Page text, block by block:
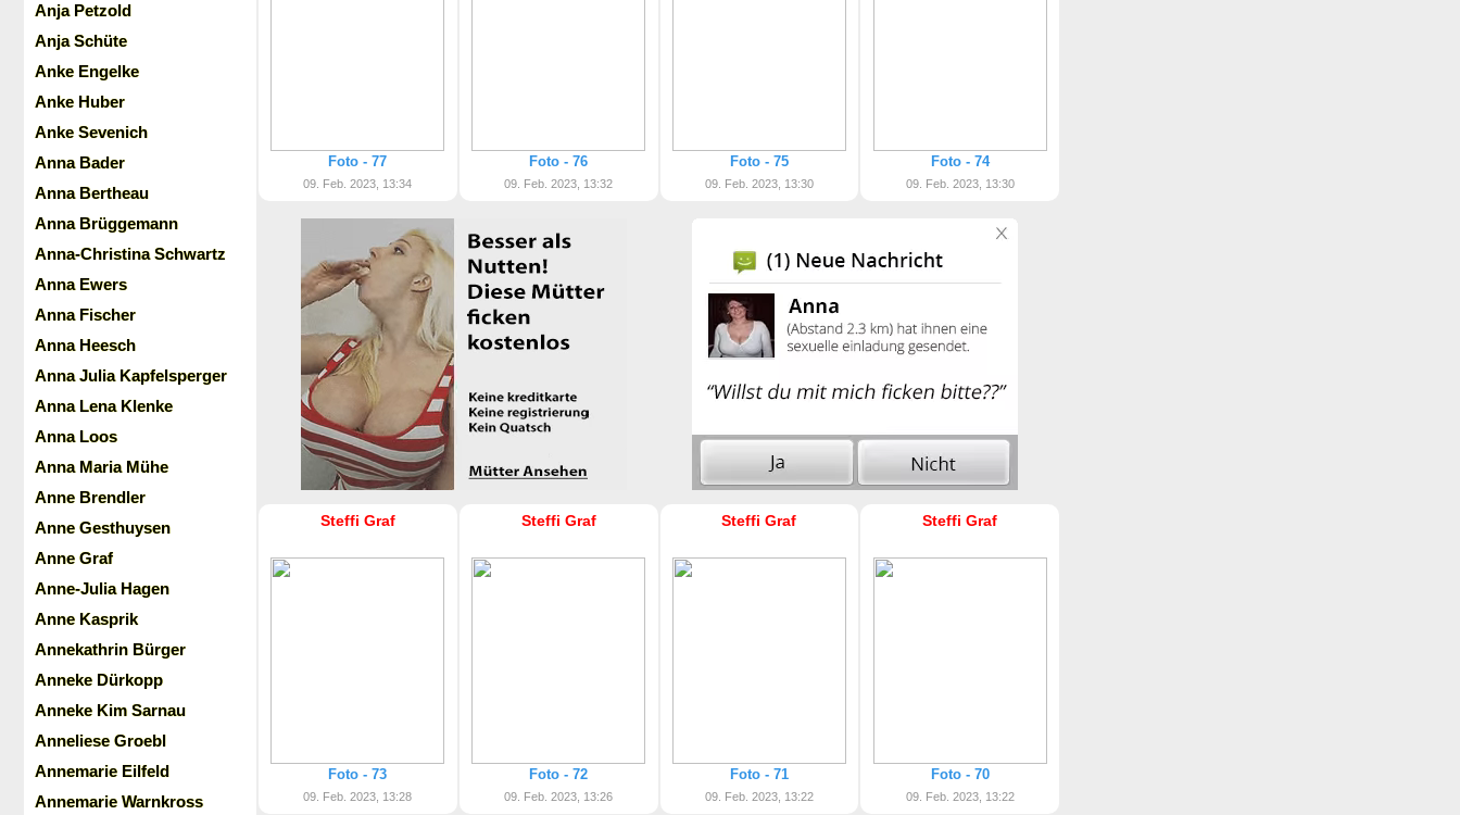
Anja Petzold
Anja Schüte
Anke Engelke
Anke Huber
Anke Sevenich
Anna Bader
Anna Bertheau
Anna Brüggemann
Anna-Christina Schwartz
Anna Ewers
Anna Fischer
Anna Heesch
Anna Julia Kapfelsperger
Anna Lena Klenke
Anna Loos
Anna Maria Mühe
Anne Brendler
Anne Gesthuysen
Anne Graf
Anne-Julia Hagen
Anne Kasprik
Annekathrin Bürger
Anneke Dürkopp
Anneke Kim Sarnau
Anneliese Groebl
Annemarie Eilfeld
Annemarie Warnkross
Foto - 77
09. Feb. 2023, 13:34
Foto - 76
09. Feb. 2023, 13:32
Foto - 75
09. Feb. 2023, 13:30
Foto - 74
09. Feb. 2023, 13:30
Steffi Graf
Foto - 73
09. Feb. 2023, 13:28
Steffi Graf
Foto - 72
09. Feb. 2023, 13:26
Steffi Graf
Foto - 71
09. Feb. 2023, 13:22
Steffi Graf
Foto - 70
09. Feb. 2023, 13:22